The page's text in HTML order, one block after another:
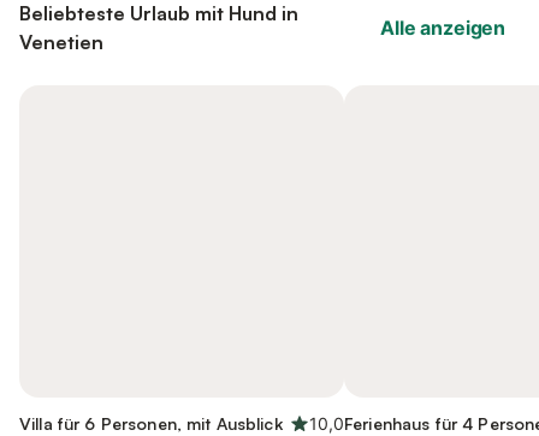
Beliebteste Urlaub mit Hund in
Venetien
Alle anzeigen
Villa für 6 Personen, mit Ausblick
10,0Ferienhaus für 4